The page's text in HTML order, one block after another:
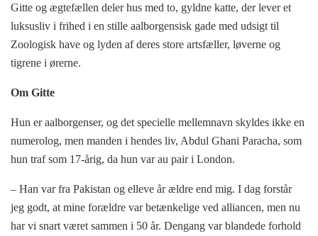
Gitte og ægtefællen deler hus med to, gyldne katte, der lever et
luksusliv i frihed i en stille aalborgensisk gade med udsigt til
Zoologisk have og lyden af deres store artsfæller, løverne og
tigrene i ørerne.
Om Gitte
Hun er aalborgenser, og det specielle mellemnavn skyldes ikke en
numerolog, men manden i hendes liv, Abdul Ghani Paracha, som
hun traf som 17-årig, da hun var au pair i London.
– Han var fra Pakistan og elleve år ældre end mig. I dag forstår
jeg godt, at mine forældre var betænkelige ved alliancen, men nu
har vi snart været sammen i 50 år. Dengang var blandede forhold